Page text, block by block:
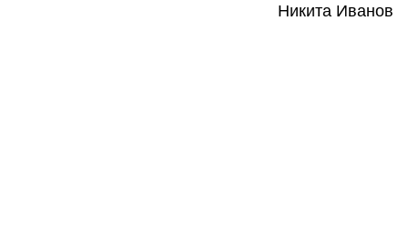
Никита Иванов